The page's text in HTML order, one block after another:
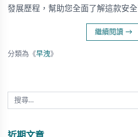
發展歷程，幫助您全面了解這款安
繼續閱讀 →
分類為《早洩》